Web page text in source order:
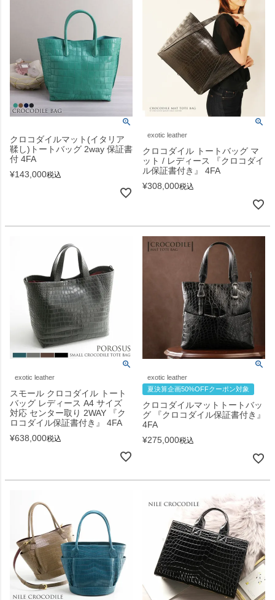
クロコダイルマット(イタリア
鞣し)トートバッグ 2way 保証書
付 4FA
¥143,000税込
exotic leather
クロコダイル トートバッグ マ
ット / レディース 『クロコダイ
ル保証書付き』 4FA
¥308,000税込
exotic leather
スモール クロコダイル トート
バッグ レディース A4 サイズ
対応 センター取り 2WAY 『ク
ロコダイル保証書付き』 4FA
¥638,000税込
exotic leather
夏決算企画50%OFFクーポン対象
クロコダイルマットトートバッ
グ 『クロコダイル保証書付き』
4FA
¥275,000税込